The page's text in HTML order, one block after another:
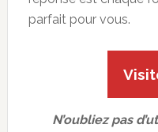
parfait pour vous.
N’oubliez pas